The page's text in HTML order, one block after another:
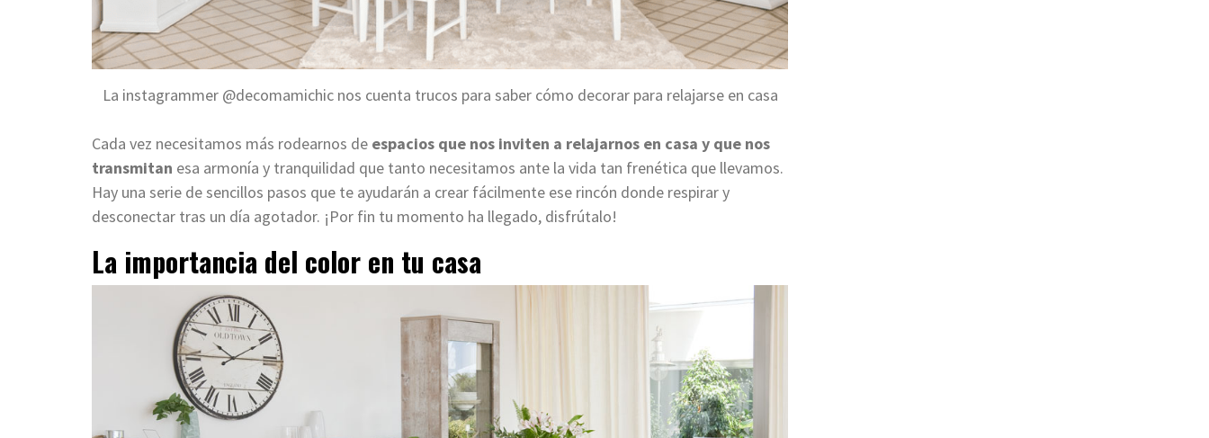
La instagrammer @decomamichic nos cuenta trucos para saber cómo decorar para relajarse en casa
Cada vez necesitamos más rodearnos de espacios que nos inviten a relajarnos en casa y que nos
transmitan esa armonía y tranquilidad que tanto necesitamos ante la vida tan frenética que llevamos.
Hay una serie de sencillos pasos que te ayudarán a crear fácilmente ese rincón donde respirar y
desconectar tras un día agotador. ¡Por fin tu momento ha llegado, disfrútalo!
La importancia del color en tu casa